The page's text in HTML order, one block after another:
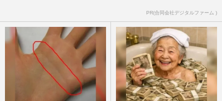
PR(合同会社デジタルファーム )